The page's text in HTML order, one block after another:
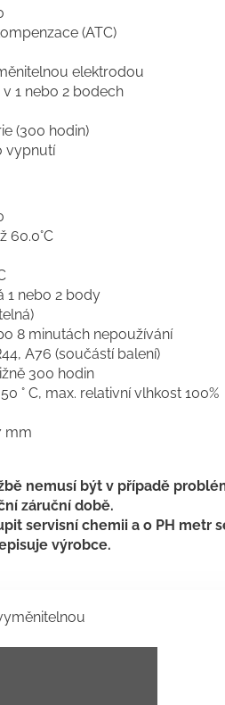
(ATC)
elektrodou
1 nebo 2 bodech
(300 hodin)
vypnutí
60.0°C
1 nebo 2 body
8 minutách nepoužívání
A76 (součástí balení)
300 hodin
° C, max. relativní vlhkost 100%
mm
nemusí být v případě
záruční době.
servisní chemii a o PH metr
výrobce.